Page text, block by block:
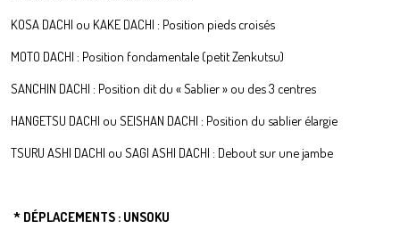
KOSA DACHI ou KAKE DACHI : Position pieds croisés
MOTO DACHI : Position fondamentale (petit Zenkutsu)
SANCHIN DACHI : Position dit du « Sablier » ou des 3 centres
HANGETSU DACHI ou SEISHAN DACHI : Position du sablier élargie
TSURU ASHI DACHI ou SAGI ASHI DACHI : Debout sur une jambe
* DÉPLACEMENTS : UNSOKU